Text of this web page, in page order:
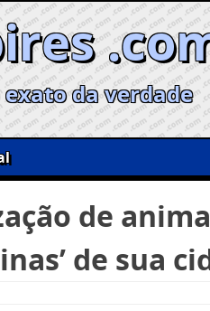
da verdade
de
de sua